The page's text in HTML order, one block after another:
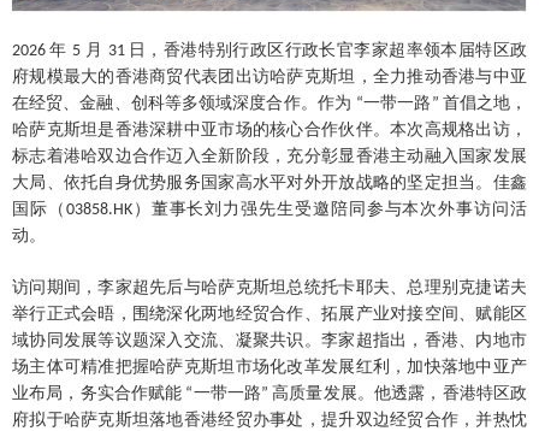
2026年 5 月 31 日，香港特别行政区行政长官李家超率领本届特区政
府规模最大的香港商贸代表团出访哈萨克斯坦，全力推动香港与中亚
在经贸、金融、创科等多领域深度合作。作为 “一带一路 ” 首倡之地，
哈萨克斯坦是香港深耕中亚市场的核心合作伙伴。本次高规格出访，
标志着港哈双边合作迈入全新阶段，充分彰显香港主动融入国家发展
大局、依托自身优势服务国家高水平对外开放战略的坚定担当。 佳鑫
国际（ 03858.HK） 董事长刘力强先生受邀陪同参与本次外事访问活
动。
访问期间，李家超先后与哈萨克斯坦总统托卡耶夫、总理别克捷诺夫
举行正式会晤，围绕深化两地经贸合作、拓展产业对接空间、赋能区
域协同发展等议题深入交流、凝聚共识。李家超指出，香港、内地市
场主体可精准把握哈萨克斯坦市场化改革发展红利，加快落地中亚产
业布局，务实合作赋能 “一带一路” 高质量发展。他透露，香港特区政
府拟于哈萨克斯坦落地香港经贸办事处，提升双边经贸合作，并热忱